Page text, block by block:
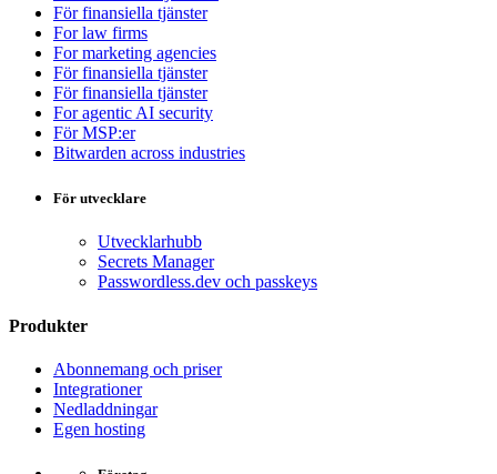
För finansiella tjänster
For law firms
For marketing agencies
För finansiella tjänster
För finansiella tjänster
For agentic AI security
För MSP:er
Bitwarden across industries
För utvecklare
Utvecklarhubb
Secrets Manager
Passwordless.dev och passkeys
Produkter
Abonnemang och priser
Integrationer
Nedladdningar
Egen hosting